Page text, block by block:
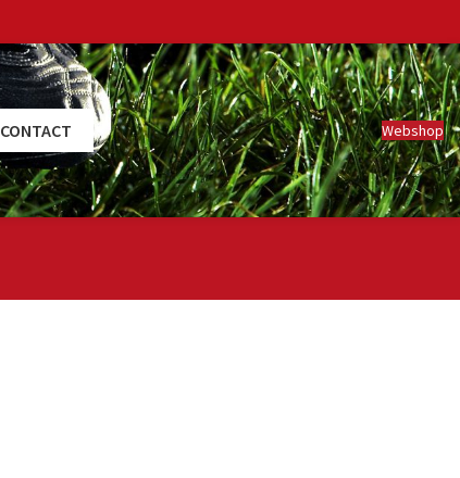
CONTACT Webshop